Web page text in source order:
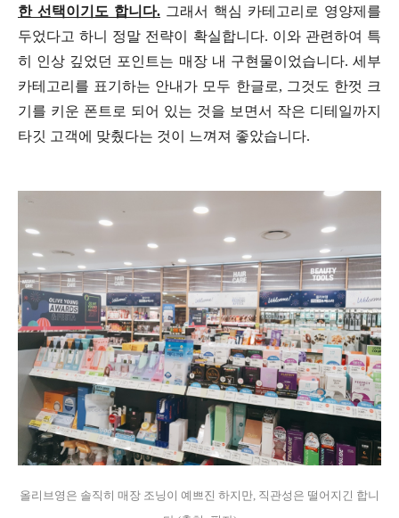
한 선택이기도 합니다. 그래서 핵심 카테고리로 영양제를
두었다고 하니 정말 전략이 확실합니다. 이와 관련하여 특
히 인상 깊었던 포인트는 매장 내 구현물이었습니다. 세부
카테고리를 표기하는 안내가 모두 한글로, 그것도 한껏 크
기를 키운 폰트로 되어 있는 것을 보면서 작은 디테일까지
타깃 고객에 맞췄다는 것이 느껴져 좋았습니다.
올리브영은 솔직히 매장 조닝이 예쁘진 하지만, 직관성은 떨어지긴 합니